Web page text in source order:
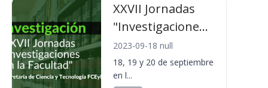
XXVII Jornadas
"Investigacione...
2023-09-18 null
18, 19 y 20 de septiembre
en l...